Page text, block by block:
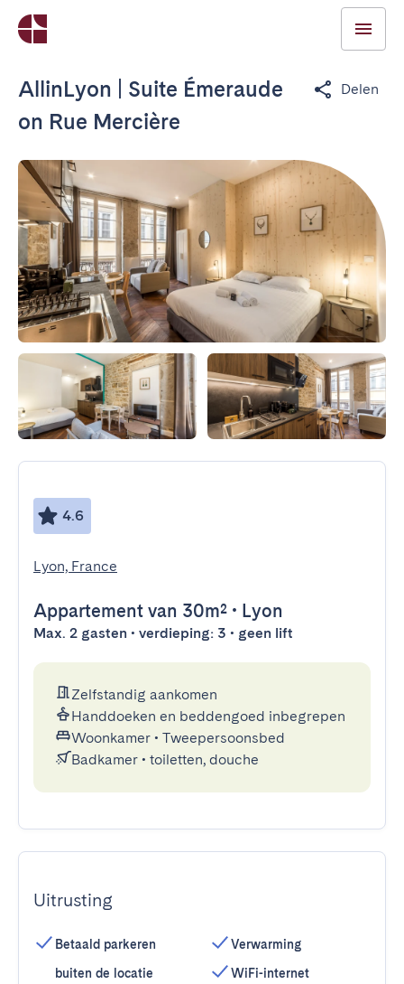
AllinLyon | Suite Émeraude
on Rue Mercière
Delen
4.6
Lyon, France
Appartement van 30m² • Lyon
Max. 2 gasten • verdieping: 3 • geen lift
Zelfstandig aankomen
Handdoeken en beddengoed inbegrepen
Woonkamer • Tweepersoonsbed
Badkamer • toiletten, douche
Uitrusting
Betaald parkeren
buiten de locatie
Verwarming
WiFi-internet